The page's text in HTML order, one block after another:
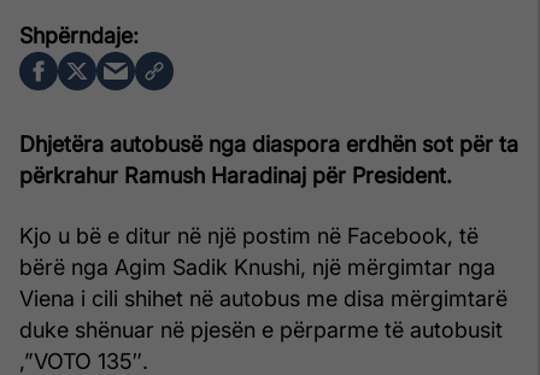
Dhjetëra autobusë nga diaspora erdhën sot për ta
përkrahur Ramush Haradinaj për President.
Kjo u bë e ditur në një postim në Facebook, të
bërë nga Agim Sadik Knushi, një mërgimtar nga
Viena i cili shihet në autobus me disa mërgimtarë
duke shënuar në pjesën e përparme të autobusit
,”VOTO 135″.